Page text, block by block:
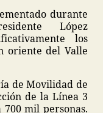
durante
López
los
oriente del Valle
de Movilidad de
de la Línea 3
mil personas.